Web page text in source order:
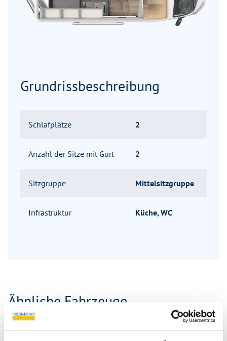
Grundrissbeschreibung
Schlafplätze 2
Anzahl der Sitze mit Gurt 2
Sitzgruppe Mittelsitzgruppe
Infrastruktur Küche, WC
Ähnliche Fahrzeuge